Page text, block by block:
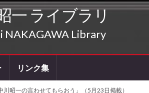
一 ライブラリ
NAKAGAWA Library
リンク集
川昭一の言わせてもらおう」（5月23日掲載）